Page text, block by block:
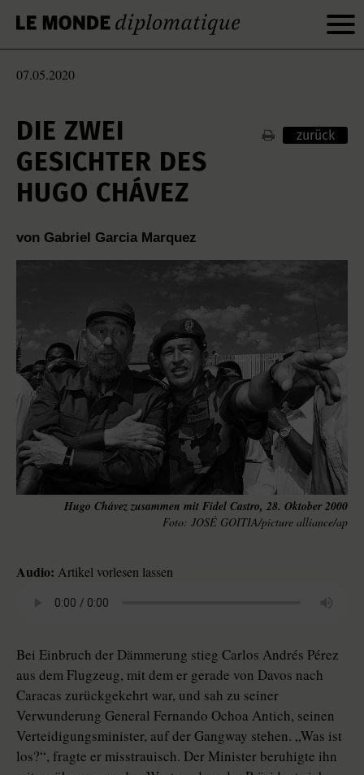
07.05.2020
DIE ZWEI
GESICHTER DES
HUGO CHÁVEZ
zurück
von Gabriel Garcia Marquez
Hugo Chávez zusammen mit Fidel Castro, 28. Oktober 2000
JOSÉ GOITIA/picture alliance/ap
Audio: Artikel vorlesen lassen
Bei Einbruch der Dämmerung stieg Carlos Andrés Pérez
aus dem Flugzeug, mit dem er gerade von Davos nach
Caracas zurückgekehrt war, und sah zu seiner
Verwunderung General Fernando Ochoa Antich, seinen
Verteidigungsminister, auf der Gangway stehen. „Was ist
los?“, fragte er misstrauisch. Der Minister beruhigte ihn